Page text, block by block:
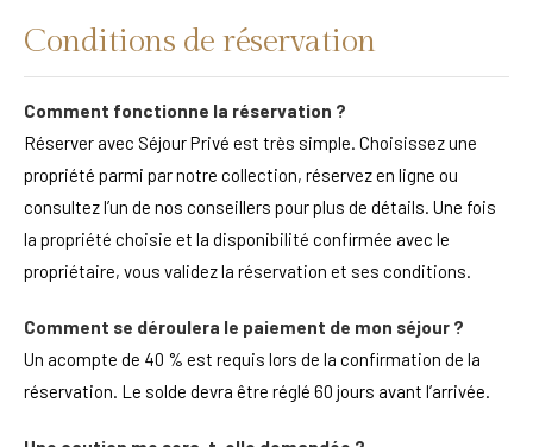
Conditions de réservation
Comment fonctionne la réservation ?
Réserver avec Séjour Privé est très simple. Choisissez une
propriété parmi par notre collection, réservez en ligne ou
consultez l’un de nos conseillers pour plus de détails. Une fois
la propriété choisie et la disponibilité confirmée avec le
propriétaire, vous validez la réservation et ses conditions.
Comment se déroulera le paiement de mon séjour ?
Un acompte de 40 % est requis lors de la confirmation de la
réservation. Le solde devra être réglé 60 jours avant l’arrivée.